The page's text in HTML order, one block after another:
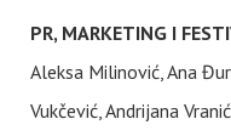
PR, MARKETING I
Aleksa Milinović, Ana
Vukčević, Andrijana